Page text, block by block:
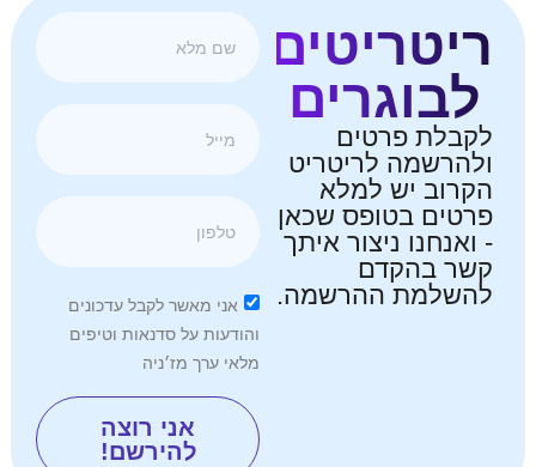
לבוגרים
פרטים
לריטריט
יש למלא
בטופס שכאן
ואנחנו ניצור איתך
בהקדם
ההרשמה.
אני מאשר לקבל עדכונים
והודעות על סדנאות וטיפים
מלאי ערך מז׳ניה
אני רוצה
להירשם!